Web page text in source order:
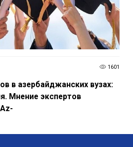
1601
в азербайджанских вузах:
Мнение экспертов